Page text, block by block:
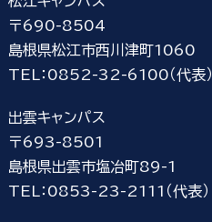
〒690-8504
島根県松江市西川津町1060
TEL：0852-32-6100（代表）
出雲キャンパス
〒693-8501
島根県出雲市塩冶町89-1
TEL：0853-23-2111（代表）